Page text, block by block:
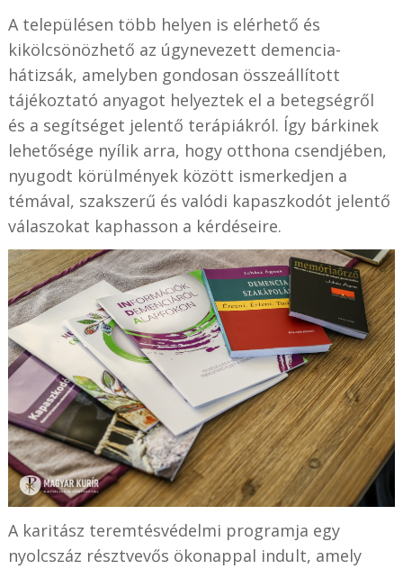
A településen több helyen is elérhető és
kikölcsönözhető az úgynevezett demencia-
hátizsák, amelyben gondosan összeállított
tájékoztató anyagot helyeztek el a betegségről
és a segítséget jelentő terápiákról. Így bárkinek
lehetősége nyílik arra, hogy otthona csendjében,
nyugodt körülmények között ismerkedjen a
témával, szakszerű és valódi kapaszkodót jelentő
válaszokat kaphasson a kérdéseire.
A karitász teremtésvédelmi programja egy
nyolcszáz résztvevős ökonappal indult, amely